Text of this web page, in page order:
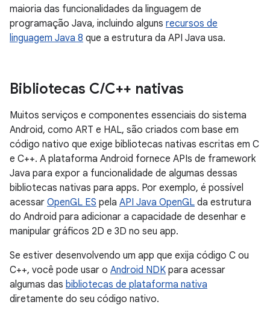
maioria das funcionalidades da linguagem de
programação Java, incluindo alguns recursos de
linguagem Java 8 que a estrutura da API Java usa.
Bibliotecas C/C++ nativas
Muitos serviços e componentes essenciais do sistema
Android, como ART e HAL, são criados com base em
código nativo que exige bibliotecas nativas escritas em C
e C++. A plataforma Android fornece APIs de framework
Java para expor a funcionalidade de algumas dessas
bibliotecas nativas para apps. Por exemplo, é possível
acessar OpenGL ES pela API Java OpenGL da estrutura
do Android para adicionar a capacidade de desenhar e
manipular gráficos 2D e 3D no seu app.
Se estiver desenvolvendo um app que exija código C ou
C++, você pode usar o Android NDK para acessar
algumas das bibliotecas de plataforma nativa
diretamente do seu código nativo.